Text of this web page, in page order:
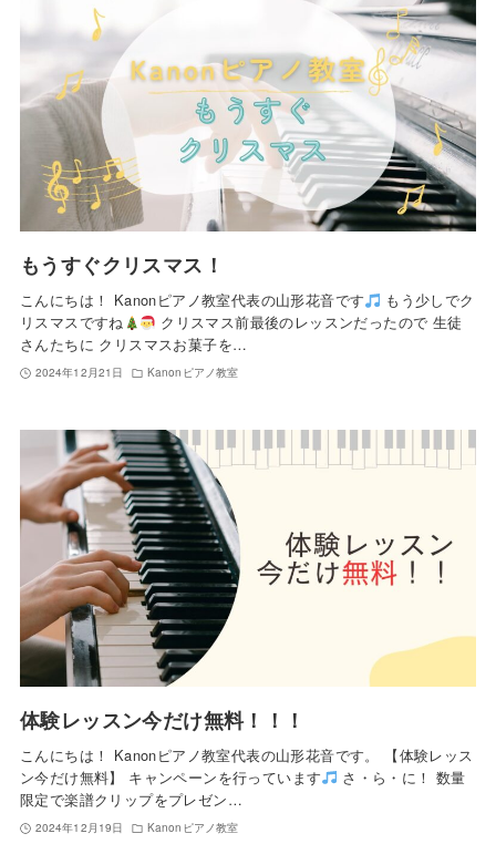
もうすぐクリスマス！
こんにちは！ Kanonピアノ教室代表の山形花音です
もう少しでク
リスマスですね
クリスマス前最後のレッスンだったので 生徒
さんたちに クリスマスお菓子を…
2024年12月21日 Kanonピアノ教室
体験レッスン今だけ無料！！！
こんにちは！ Kanonピアノ教室代表の山形花音です。 【体験レッス
ン今だけ無料】 キャンペーンを行っています
さ・ら・に！ 数量
限定で楽譜クリップをプレゼン…
2024年12月19日 Kanonピアノ教室